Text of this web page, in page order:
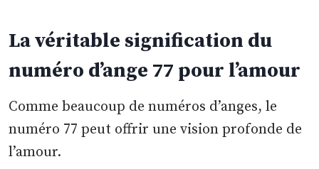
La véritable signification du
numéro d’ange 77 pour l’amour
Comme beaucoup de numéros d’anges, le
numéro 77 peut offrir une vision profonde de
l’amour.